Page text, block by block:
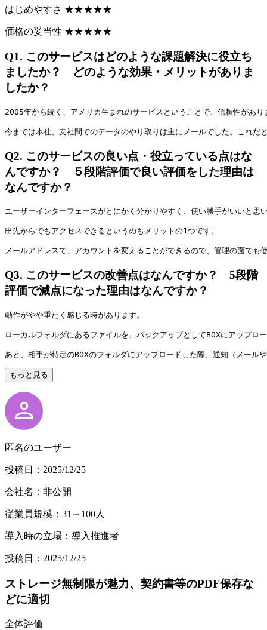
はじめやすさ ★★★★★
価格の妥当性 ★★★★★
Q1. このサービスはどのような課題解決に役立ち
ましたか？ どのような効果・メリットがありま
したか？
2005年から続く、アメリカ生まれのサービスということで、信頼性があ
今までは本社、支社間でのデータのやり取りは主にメールでした。これ
Q2. このサービスの良い点・役立っている点はな
んですか？ ５段階評価で良い評価をした理由は
なんですか？
ユーザーインターフェースがとにかく分かりやすく、使い勝手がいいと
出先からでもアクセスできるというのもメリットの1つです。
メールアドレスで、アカウントを変えることができるので、管理の面でも
Q3. このサービスの改善点はなんですか？ 5段階
評価で減点になった理由はなんですか？
動作がやや重たく感じる時があります。
ローカルフォルダにあるファイルを、バックアップとしてBOXにアップ
あと、相手が特定のBOXのフォルダにアップロードした際、通知（メー
もっと見る
匿名のユーザー
投稿日：2025/12/25
会社名：非公開
従業員規模：31～100人
導入時の立場：導入推進者
投稿日：2025/12/25
ストレージ無制限が魅力、契約書等のPDF保存な
どに適切
全体評価